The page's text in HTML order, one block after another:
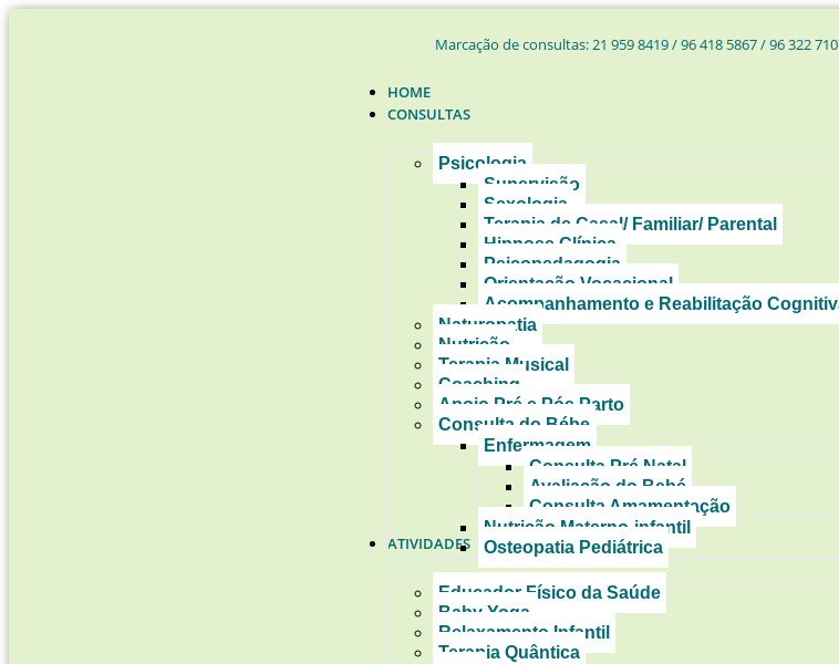
Marcação de consultas: 21 959 8419 / 96 418 5867 / 96 322
HOME
CONSULTAS
Psicologia
Supervisão
Sexologia
Terapia de Casal/ Familiar/ Parental
Hipnose Clínica
Psicopedagogia
Orientação Vocacional
Acompanhamento e Reabilitação
Naturopatia
Nutrição
Terapia Musical
Coaching
Apoio Pré e Pós Parto
Consulta do Bébe
Enfermagem
Consulta Pré Natal
Avaliação do Bebé
Consulta Amamentação
Nutrição Materno-infantil
Osteopatia Pediátrica
ATIVIDADES
Educador Físico da Saúde
Baby Yoga
Relaxamento Infantil
Terapia Quântica